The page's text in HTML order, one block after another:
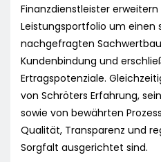
Finanzdienstleister erweitern
Leistungsportfolio um einen
nachgefragten
Kundenbindung und
Ertragspotenziale.
von Schröters Erfahrung,
sowie von bewährten
Qualität, Transparenz und
Sorgfalt ausgerichtet sind.